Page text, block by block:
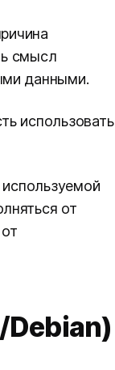
смысл
данными.
использовать
от
Debian)